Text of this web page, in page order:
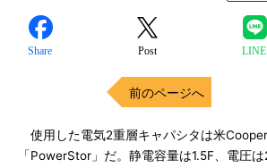
Share Post LINE
前のページへ
使用した電気2重層キャパシタは米
「PowerStor」だ。静電容量は1.5F、電圧